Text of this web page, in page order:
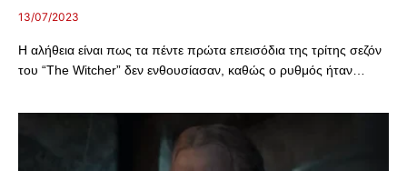
13/07/2023
Η αλήθεια είναι πως τα πέντε πρώτα επεισόδια της τρίτης σεζόν
του “The Witcher” δεν ενθουσίασαν, καθώς ο ρυθμός ήταν…